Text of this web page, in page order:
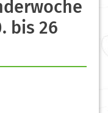
bis 26